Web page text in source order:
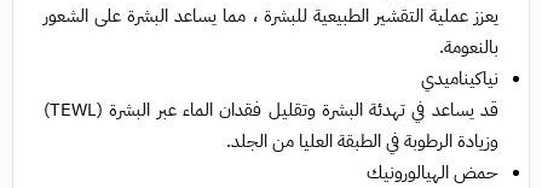
يعزز عملية التقشير الطبيعية للبشرة ، مما يساعد البشرة على الشعور
بالنعومة.
نياكيناميدي
قد يساعد في تهدئة البشرة وتقليل فقدان الماء عبر البشرة (TEWL)
وزيادة الرطوبة في الطبقة العليا من الجلد.
حمض الهيالورونيك